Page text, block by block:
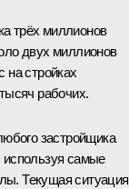
трёх миллионов
двух миллионов
на стройках
рабочих.
застройщика
используя самые
Текущая ситуация